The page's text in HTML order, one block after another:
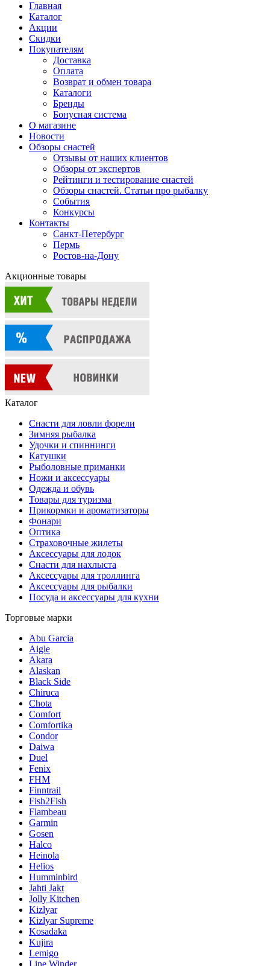
Главная
Каталог
Акции
Скидки
Покупателям
Доставка
Оплата
Возврат и обмен товара
Каталоги
Бренды
Бонусная система
О магазине
Новости
Обзоры снастей
Отзывы от наших клиентов
Обзоры от экспертов
Рейтинги и тестирование снастей
Обзоры снастей. Статьи про рыбалку
События
Конкурсы
Контакты
Санкт-Петербург
Пермь
Ростов-на-Дону
Акционные товары
Каталог
Снасти для ловли форели
Зимняя рыбалка
Удочки и спиннинги
Катушки
Рыболовные приманки
Ножи и аксессуары
Одежда и обувь
Товары для туризма
Прикормки и ароматизаторы
Фонари
Оптика
Страховочные жилеты
Аксессуары для лодок
Снасти для нахлыста
Аксессуары для троллинга
Аксессуары для рыбалки
Посуда и аксессуары для кухни
Торговые марки
Abu Garcia
Aigle
Akara
Alaskan
Black Side
Chiruca
Chota
Comfort
Comfortika
Condor
Daiwa
Duel
Fenix
FHM
Finntrail
Fish2Fish
Flambeau
Garmin
Gosen
Halco
Heinola
Helios
Humminbird
Jahti Jakt
Jolly Kitchen
Kizlyar
Kizlyar Supreme
Kosadaka
Kujira
Lemigo
Line Winder